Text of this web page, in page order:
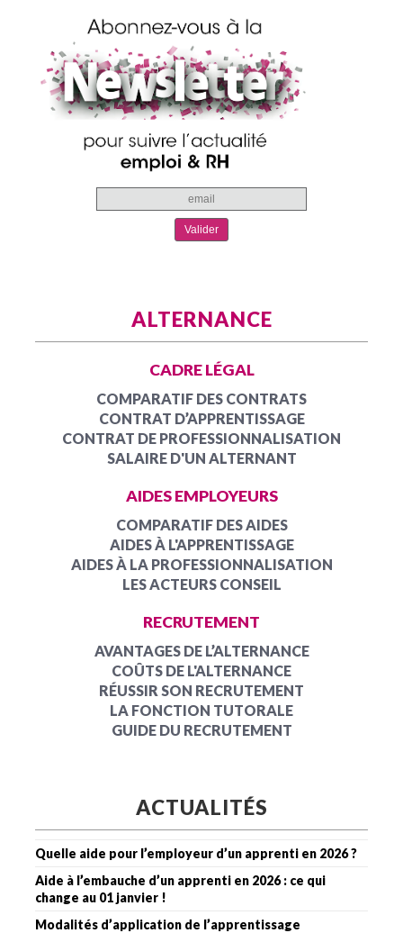
ALTERNANCE
CADRE LÉGAL
COMPARATIF DES CONTRATS
CONTRAT D’APPRENTISSAGE
CONTRAT DE PROFESSIONNALISATION
SALAIRE D'UN ALTERNANT
AIDES EMPLOYEURS
COMPARATIF DES AIDES
AIDES À L'APPRENTISSAGE
AIDES À LA PROFESSIONNALISATION
LES ACTEURS CONSEIL
RECRUTEMENT
AVANTAGES DE L’ALTERNANCE
COÛTS DE L'ALTERNANCE
RÉUSSIR SON RECRUTEMENT
LA FONCTION TUTORALE
GUIDE DU RECRUTEMENT
ACTUALITÉS
Quelle aide pour l’employeur d’un apprenti en 2026 ?
Aide à l’embauche d’un apprenti en 2026 : ce qui
change au 01 janvier !
Modalités d’application de l’apprentissage